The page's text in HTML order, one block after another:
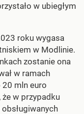
w ubiegłym
roku wygasa
w Modlinie.
zostanie ona
w ramach
mln euro
że w przypadku